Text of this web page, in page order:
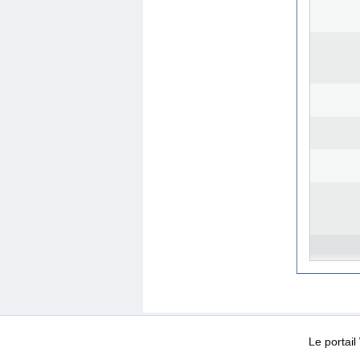
Conditions d’utilisation
Le portail